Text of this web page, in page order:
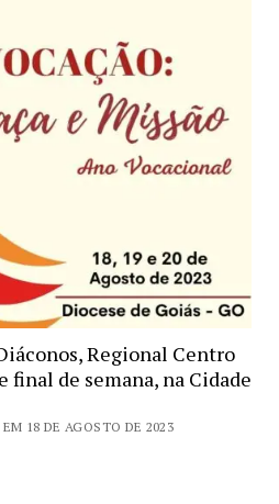
Regional Centro
final de semana, na Cidade
18 DE AGOSTO DE 2023